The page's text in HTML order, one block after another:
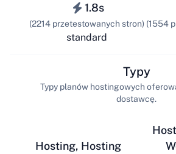
1.8s
(2214 przetestowanych stron)
standard
(1554
Hosting, Hosting
Typy
Typy planów hostingowych
dostawcę.